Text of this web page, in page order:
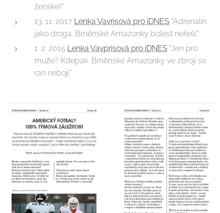
ženské!"
13. 11. 2017 Lenka Vavrisová pro iDNES "Adrenalin
jako droga. Brněnské Amazonky bolest neřeší."
1. 2. 2015 Lenka Vavprisová pro iDNES "Jen pro
muže? Kdepak. Brněnské Amazonky ve zbroji se
ran nebojí."